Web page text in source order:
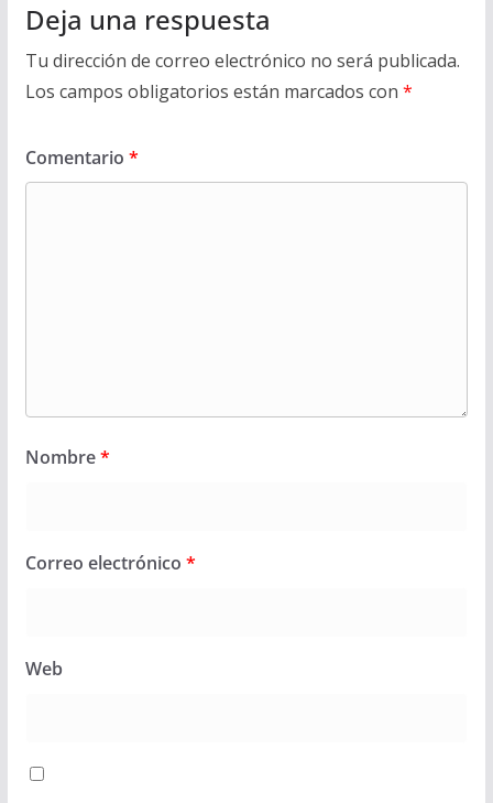
Deja una respuesta
Tu dirección de correo electrónico no será publicada.
Los campos obligatorios están marcados con *
Comentario *
Nombre*
Correo electrónico *
Web